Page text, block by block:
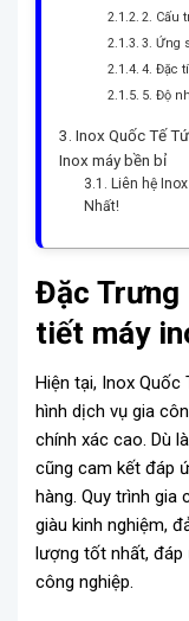
2. Cấu
3. Ứng
4. Đặc
5. Độ
Inox Quốc Tế
Inox máy bền bỉ
Liên hệ
Nhất!
Đặc Trưng
tiết máy
Hiện tại, Inox
hình dịch vụ gia
chính xác cao. Dù
cũng cam kết đáp
hàng. Quy trình gia
giàu kinh nghiệm,
lượng tốt nhất, đáp
công nghiệp.